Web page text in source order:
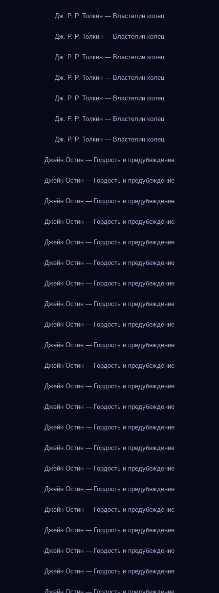
Дж. Р. Р. Толкин — Властелин колец
Дж. Р. Р. Толкин — Властелин колец
Дж. Р. Р. Толкин — Властелин колец
Дж. Р. Р. Толкин — Властелин колец
Дж. Р. Р. Толкин — Властелин колец
Дж. Р. Р. Толкин — Властелин колец
Дж. Р. Р. Толкин — Властелин колец
Джейн Остин — Гордость и предубеждение
Джейн Остин — Гордость и предубеждение
Джейн Остин — Гордость и предубеждение
Джейн Остин — Гордость и предубеждение
Джейн Остин — Гордость и предубеждение
Джейн Остин — Гордость и предубеждение
Джейн Остин — Гордость и предубеждение
Джейн Остин — Гордость и предубеждение
Джейн Остин — Гордость и предубеждение
Джейн Остин — Гордость и предубеждение
Джейн Остин — Гордость и предубеждение
Джейн Остин — Гордость и предубеждение
Джейн Остин — Гордость и предубеждение
Джейн Остин — Гордость и предубеждение
Джейн Остин — Гордость и предубеждение
Джейн Остин — Гордость и предубеждение
Джейн Остин — Гордость и предубеждение
Джейн Остин — Гордость и предубеждение
Джейн Остин — Гордость и предубеждение
Джейн Остин — Гордость и предубеждение
Джейн Остин — Гордость и предубеждение